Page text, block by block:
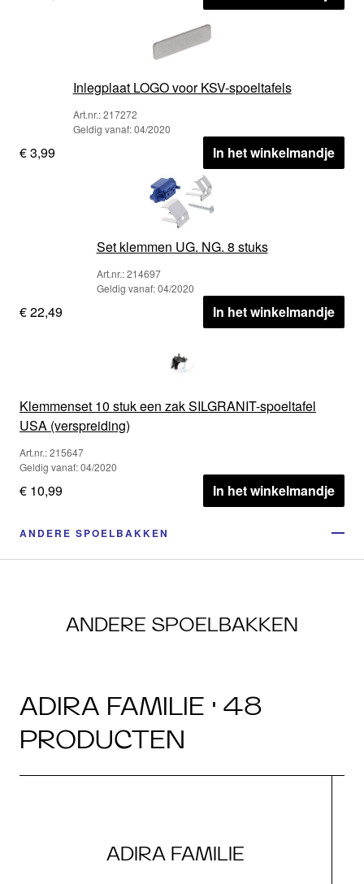
Inlegplaat LOGO voor KSV-spoeltafels
Art.nr.: 217272
Geldig vanaf: 04/2020
€ 3,99 In het winkelmandje
Set klemmen UG. NG. 8 stuks
Art.nr.: 214697
Geldig vanaf: 04/2020
€ 22,49 In het winkelmandje
Klemmenset 10 stuk een zak SILGRANIT-spoeltafel
USA (verspreiding)
Art.nr.: 215647
Geldig vanaf: 04/2020
€ 10,99 In het winkelmandje
ANDERE SPOELBAKKEN
ANDERE SPOELBAKKEN
ADIRA FAMILIE · 48
PRODUCTEN
ADIRA FAMILIE